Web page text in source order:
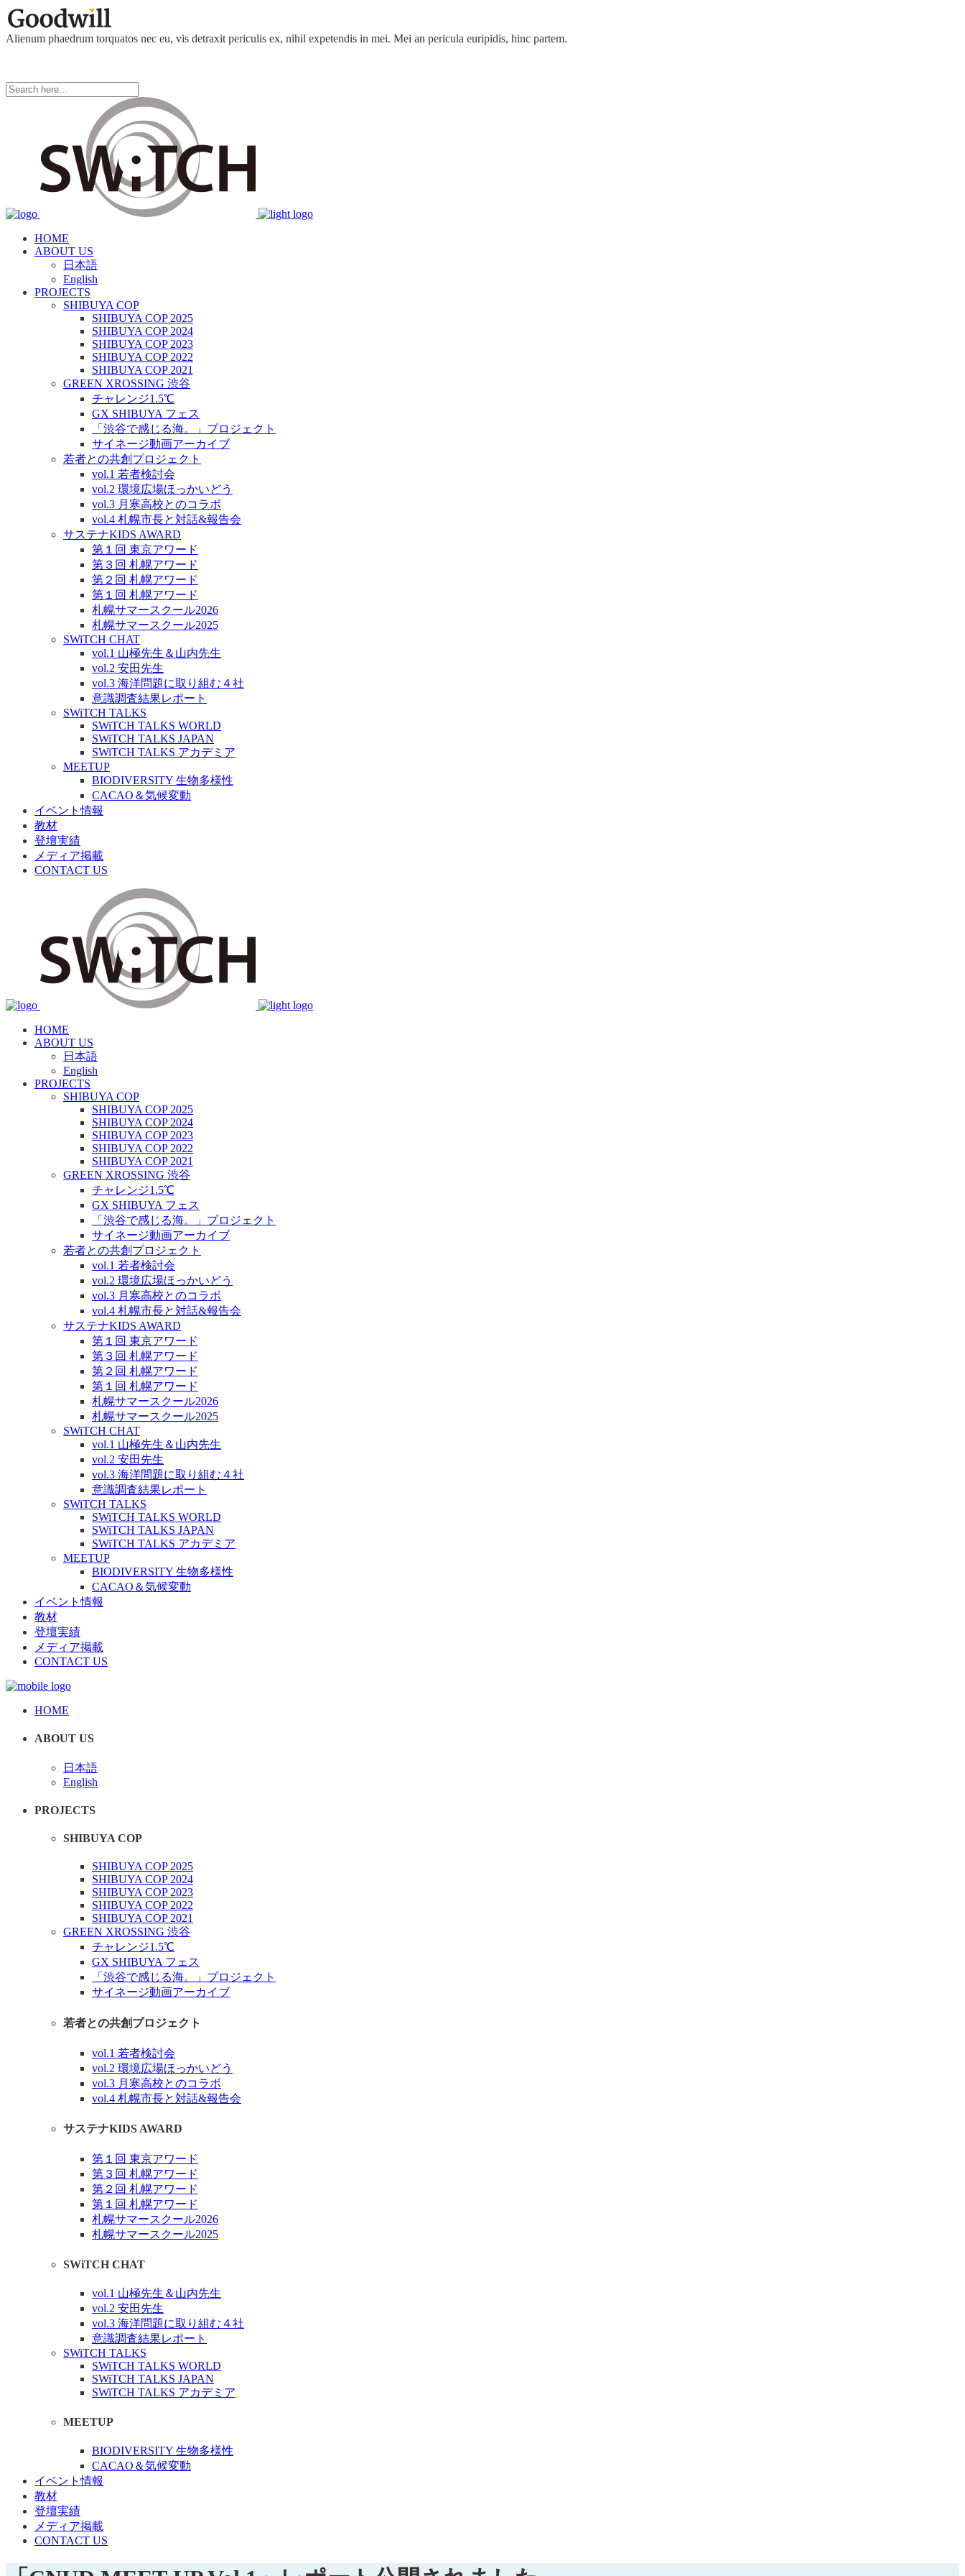
Alienum phaedrum torquatos nec eu, vis detraxit periculis ex, nihil expetendis in mei. Mei an pericula euripidis, hinc partem.
HOME
ABOUT US
日本語
English
PROJECTS
SHIBUYA COP
SHIBUYA COP 2025
SHIBUYA COP 2024
SHIBUYA COP 2023
SHIBUYA COP 2022
SHIBUYA COP 2021
GREEN XROSSING 渋谷
チャレンジ1.5℃
GX SHIBUYA フェス
「渋谷で感じる海。」プロジェクト
サイネージ動画アーカイブ
若者との共創プロジェクト
vol.1 若者検討会
vol.2 環境広場ほっかいどう
vol.3 月寒高校とのコラボ
vol.4 札幌市長と対話&報告会
サステナKIDS AWARD
第１回 東京アワード
第３回 札幌アワード
第２回 札幌アワード
第１回 札幌アワード
札幌サマースクール2026
札幌サマースクール2025
SWiTCH CHAT
vol.1 山極先生＆山内先生
vol.2 安田先生
vol.3 海洋問題に取り組む４社
意識調査結果レポート
SWiTCH TALKS
SWiTCH TALKS WORLD
SWiTCH TALKS JAPAN
SWiTCH TALKS アカデミア
MEETUP
BIODIVERSITY 生物多様性
CACAO＆気候変動
イベント情報
教材
登壇実績
メディア掲載
CONTACT US
HOME
ABOUT US
日本語
English
PROJECTS
SHIBUYA COP
SHIBUYA COP 2025
SHIBUYA COP 2024
SHIBUYA COP 2023
SHIBUYA COP 2022
SHIBUYA COP 2021
GREEN XROSSING 渋谷
チャレンジ1.5℃
GX SHIBUYA フェス
「渋谷で感じる海。」プロジェクト
サイネージ動画アーカイブ
若者との共創プロジェクト
vol.1 若者検討会
vol.2 環境広場ほっかいどう
vol.3 月寒高校とのコラボ
vol.4 札幌市長と対話&報告会
サステナKIDS AWARD
第１回 東京アワード
第３回 札幌アワード
第２回 札幌アワード
第１回 札幌アワード
札幌サマースクール2026
札幌サマースクール2025
SWiTCH CHAT
vol.1 山極先生＆山内先生
vol.2 安田先生
vol.3 海洋問題に取り組む４社
意識調査結果レポート
SWiTCH TALKS
SWiTCH TALKS WORLD
SWiTCH TALKS JAPAN
SWiTCH TALKS アカデミア
MEETUP
BIODIVERSITY 生物多様性
CACAO＆気候変動
イベント情報
教材
登壇実績
メディア掲載
CONTACT US
HOME
ABOUT US
日本語
English
PROJECTS
SHIBUYA COP
SHIBUYA COP 2025
SHIBUYA COP 2024
SHIBUYA COP 2023
SHIBUYA COP 2022
SHIBUYA COP 2021
GREEN XROSSING 渋谷
チャレンジ1.5℃
GX SHIBUYA フェス
「渋谷で感じる海。」プロジェクト
サイネージ動画アーカイブ
若者との共創プロジェクト
vol.1 若者検討会
vol.2 環境広場ほっかいどう
vol.3 月寒高校とのコラボ
vol.4 札幌市長と対話&報告会
サステナKIDS AWARD
第１回 東京アワード
第３回 札幌アワード
第２回 札幌アワード
第１回 札幌アワード
札幌サマースクール2026
札幌サマースクール2025
SWiTCH CHAT
vol.1 山極先生＆山内先生
vol.2 安田先生
vol.3 海洋問題に取り組む４社
意識調査結果レポート
SWiTCH TALKS
SWiTCH TALKS WORLD
SWiTCH TALKS JAPAN
SWiTCH TALKS アカデミア
MEETUP
BIODIVERSITY 生物多様性
CACAO＆気候変動
イベント情報
教材
登壇実績
メディア掲載
CONTACT US